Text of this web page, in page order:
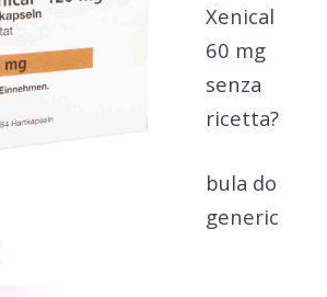
Xenical
60 mg
senza
ricetta?
bula do
generic